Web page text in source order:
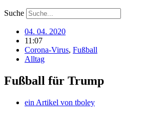
Suche
04. 04. 2020
11:07
Corona-Virus, Fußball
Alltag
Fußball für Trump
ein Artikel von tboley